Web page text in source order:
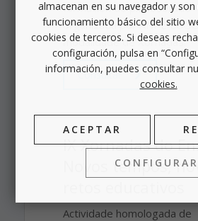
formación do profesorado
organizada por ANPE
modalidade de Xornadas.
Consultar
IX Xornadas do
Novos tempos,
Actividade homologada de
almacenan en su navegador y son
funcionamiento básico del sitio
cookies de terceros. Si deseas
configuración, pulsa en
información, puedes consultar
cookies.
ACEPTAR
CONFIGURAR